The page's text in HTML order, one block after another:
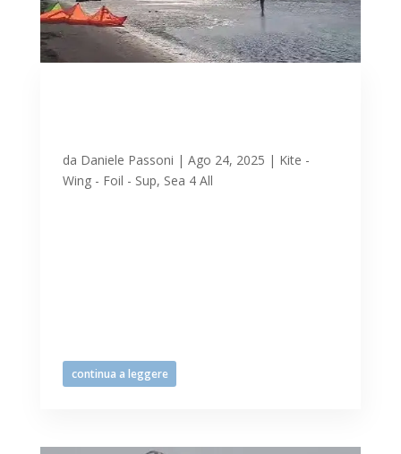
da Daniele Passoni | Ago 24, 2025 | Kite -
Wing - Foil - Sup, Sea 4 All
continua a leggere